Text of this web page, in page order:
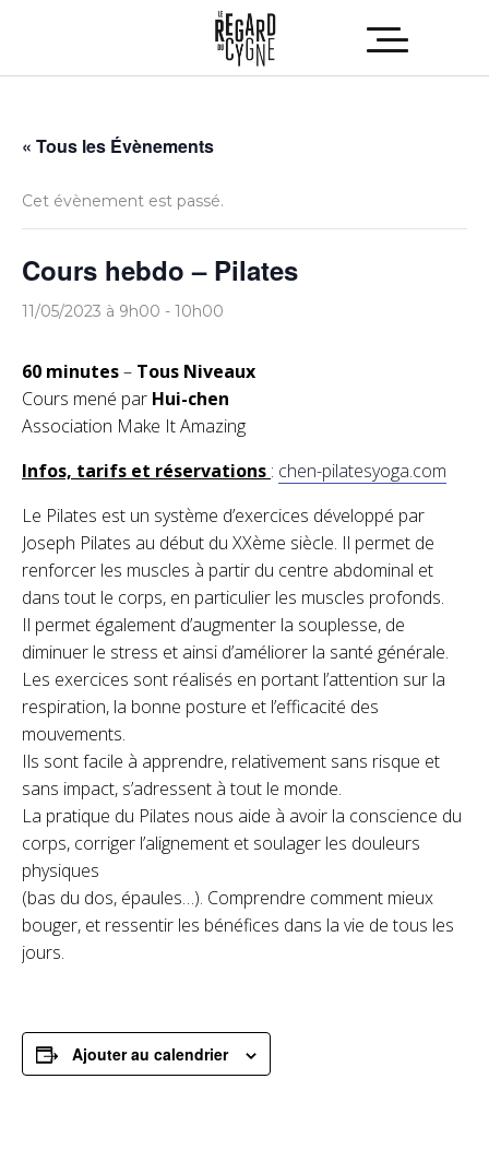
« Tous les Évènements
Cet évènement est passé.
Cours hebdo – Pilates
11/05/2023 à 9h00 - 10h00
60 minutes– Tous Niveaux
Cours mené par Hui-chen
Association Make It Amazing
Infos, tarifs et réservations : chen-pilatesyoga.com
Le Pilates est un système d’exercices développé par
Joseph Pilates au début du XXème siècle. Il permet de
renforcer les muscles à partir du centre abdominal et
dans tout le corps, en particulier les muscles profonds.
Il permet également d’augmenter la souplesse, de
diminuer le stress et ainsi d’améliorer la santé générale.
Les exercices sont réalisés en portant l’attention sur la
respiration, la bonne posture et l’efficacité des
mouvements.
Ils sont facile à apprendre, relativement sans risque et
sans impact, s’adressent à tout le monde.
La pratique du Pilates nous aide à avoir la conscience du
corps, corriger l’alignement et soulager les douleurs
physiques
(bas du dos, épaules…). Comprendre comment mieux
bouger, et ressentir les bénéfices dans la vie de tous les
jours.
Ajouter au calendrier